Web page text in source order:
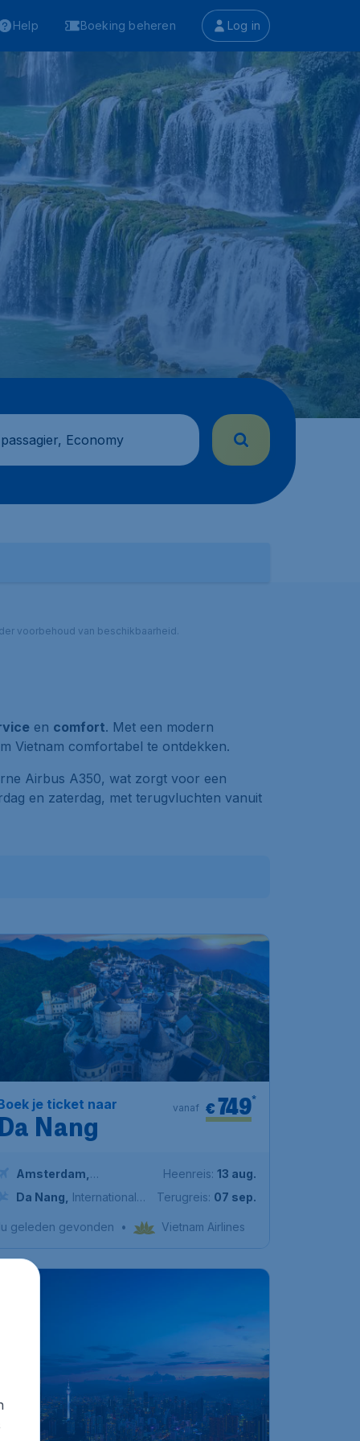
Help Boeking beheren Log in
Economy
voorbehoud van beschikbaarheid.
en comfort. Met een modern
Vietnam comfortabel te ontdekken.
Airbus A350, wat zorgt voor een
en zaterdag, met terugvluchten vanuit
je ticket naar
Da Nang
€749*
vanaf
Amsterdam
Amsterdam Airport
Schiphol
Da Nang
Internationale
Heenreis: 13 aug.
Terugreis: 07 sep.
geleden gevonden • Vietnam Airlines
je ticket naar 716*
vanaf